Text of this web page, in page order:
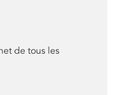
de tous les